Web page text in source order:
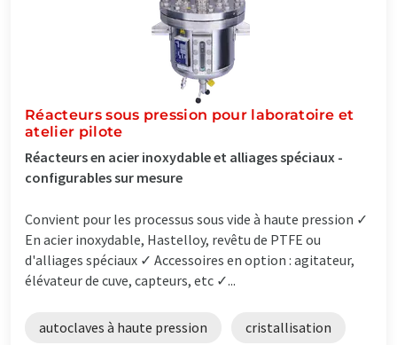
Réacteurs sous pression pour laboratoire et
atelier pilote
Réacteurs en acier inoxydable et alliages spéciaux -
configurables sur mesure
Convient pour les processus sous vide à haute pression ✓
En acier inoxydable, Hastelloy, revêtu de PTFE ou
d'alliages spéciaux ✓ Accessoires en option : agitateur,
élévateur de cuve, capteurs, etc ✓...
autoclaves à haute pression cristallisation